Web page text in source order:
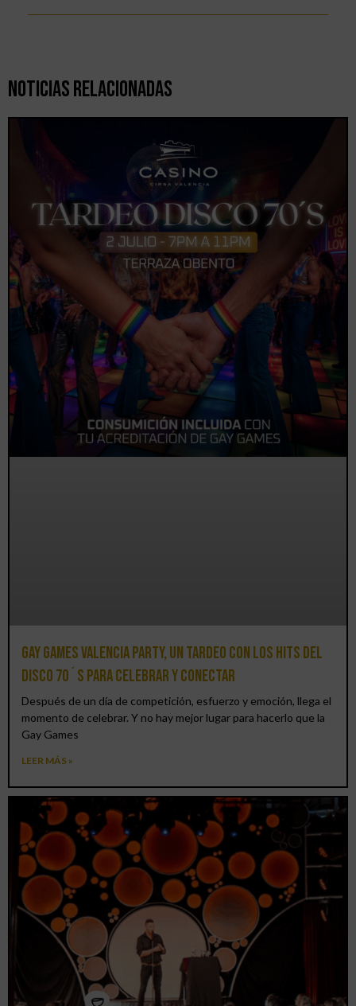
Noticias Relacionadas
Gay Games Valencia Party, un tardeo con los hits del
DISCO 70´S para celebrar y conectar
Después de un día de competición, esfuerzo y emoción, llega el
momento de celebrar. Y no hay mejor lugar para hacerlo que la
Gay Games
LEER MÁS »